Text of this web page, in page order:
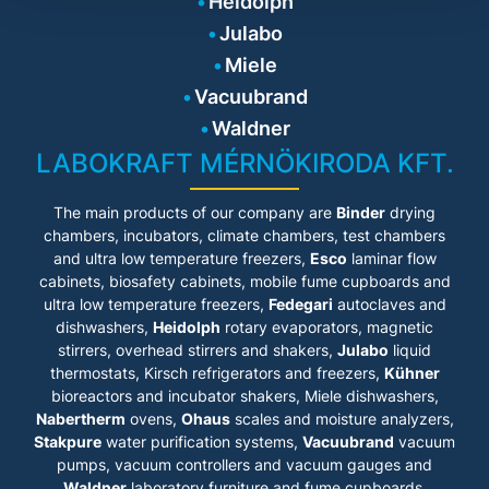
Julabo
Miele
Vacuubrand
Waldner
LABOKRAFT MÉRNÖKIRODA KFT.
The main products of our company are Binder drying
chambers, incubators, climate chambers, test chambers
and ultra low temperature freezers, Esco laminar flow
cabinets, biosafety cabinets, mobile fume cupboards and
ultra low temperature freezers, Fedegari autoclaves and
dishwashers, Heidolph rotary evaporators, magnetic
stirrers, overhead stirrers and shakers, Julabo liquid
thermostats, Kirsch refrigerators and freezers, Kühner
bioreactors and incubator shakers, Miele dishwashers,
Nabertherm ovens, Ohausscales and moisture analyzers,
Stakpure water purification systems, Vacuubrand vacuum
pumps, vacuum controllers and vacuum gauges and